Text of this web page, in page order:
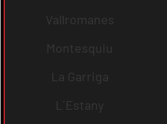
Vallromanes
Montesquiu
La Garriga
L´Estany